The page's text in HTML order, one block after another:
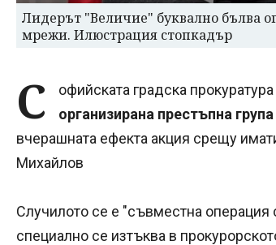
Лидерът "Величие" буквално бълва
мрежи. Илюстрация стопкадър
С офийската градска
организирана престъпна група
вчерашната ефекта акция срещу
Михайлов
Случилото се е "съвместна операция
специално се изтъква в